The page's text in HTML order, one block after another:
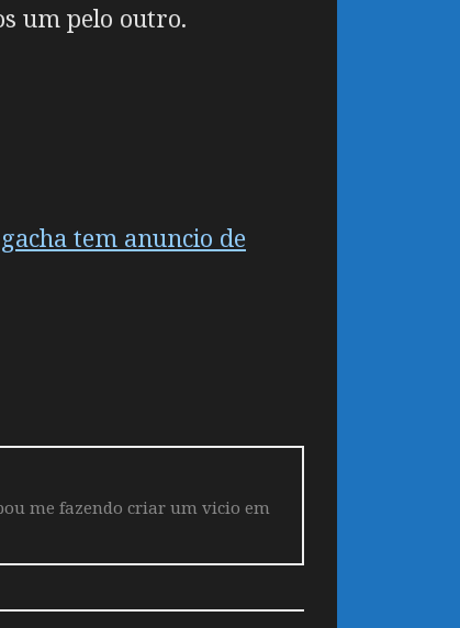
um pelo outro.
tem anuncio de
me fazendo criar um vicio em